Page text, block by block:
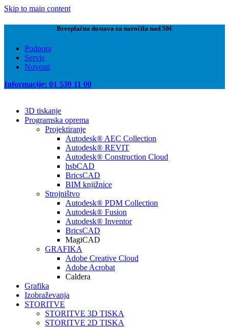
Skip to main content
Brezplačna dostava za naročila nad 50€
Podpora
Servis
Novosti
Informacije: 01 530 11 00
3D tiskanje
Programska oprema
Projektiranje
Autodesk® AEC Collection
Autodesk® REVIT
Autodesk® Construction Cloud
hsbCAD
BricsCAD
BIM knjižnice
Strojništvo
Autodesk® PDM Collection
Autodesk® Fusion
Autodesk® Inventor
BricsCAD
MagiCAD
GRAFIKA
Adobe Creative Cloud
Adobe Acrobat
Caldera
Grafika
Izobraževanja
STORITVE
STORITVE 3D TISKA
STORITVE 2D TISKA